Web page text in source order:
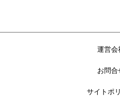
運営会
お問合
サイトポ